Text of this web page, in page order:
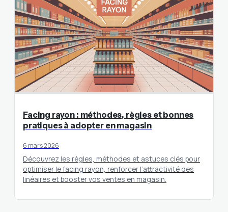
Facing rayon : méthodes, règles et bonnes
pratiques à adopter en magasin
6 mars 2026
Découvrez les règles, méthodes et astuces clés pour
optimiser le facing rayon, renforcer l’attractivité des
linéaires et booster vos ventes en magasin.